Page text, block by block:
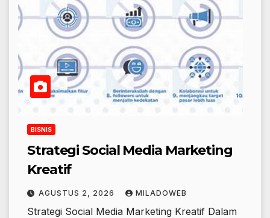
BISNIS
Strategi Social Media Marketing
Kreatif
AGUSTUS 2, 2026 MILADOWEB
Strategi Social Media Marketing Kreatif Dalam